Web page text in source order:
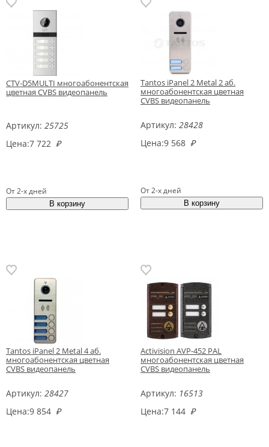
CTV-D5MULTI многоабонентская
цветная CVBS видеопанель
Артикул: 25725
Цена:7 722 ₽
От 2-х дней
Tantos iPanel 2 Metal 2 аб.
многоабонентская цветная
CVBS видеопанель
Артикул: 28428
Цена:9 568 ₽
От 2-х дней
Tantos iPanel 2 Metal 4 аб.
многоабонентская цветная
CVBS видеопанель
Артикул: 28427
Цена:9 854 ₽
Activision AVP-452 PAL
многоабонентская цветная
CVBS видеопанель
Артикул: 16513
Цена:7 144 ₽